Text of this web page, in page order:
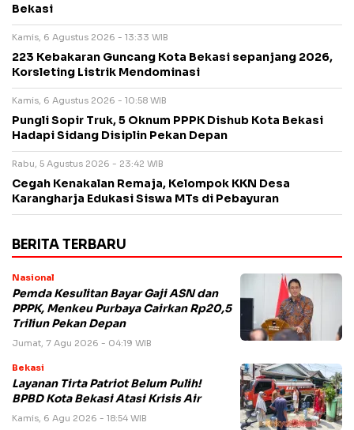
Bekasi
Kamis, 6 Agustus 2026 - 13:33 WIB
223 Kebakaran Guncang Kota Bekasi sepanjang 2026,
Korsleting Listrik Mendominasi
Kamis, 6 Agustus 2026 - 10:58 WIB
Pungli Sopir Truk, 5 Oknum PPPK Dishub Kota Bekasi
Hadapi Sidang Disiplin Pekan Depan
Rabu, 5 Agustus 2026 - 23:42 WIB
Cegah Kenakalan Remaja, Kelompok KKN Desa
Karangharja Edukasi Siswa MTs di Pebayuran
BERITA TERBARU
Nasional
Pemda Kesulitan Bayar Gaji ASN dan
PPPK, Menkeu Purbaya Cairkan Rp20,5
Triliun Pekan Depan
Jumat, 7 Agu 2026 - 04:19 WIB
Bekasi
Layanan Tirta Patriot Belum Pulih!
BPBD Kota Bekasi Atasi Krisis Air
Kamis, 6 Agu 2026 - 18:54 WIB